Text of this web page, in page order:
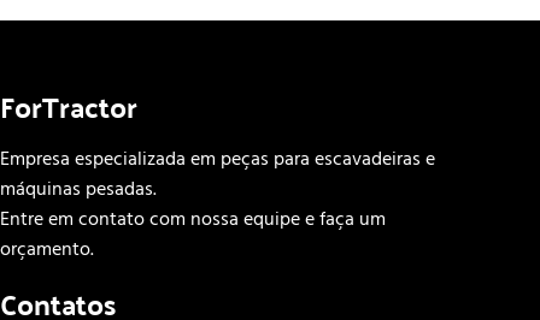
ForTractor
Empresa especializada em peças para escavadeiras e
máquinas pesadas.
Entre em contato com nossa equipe e faça um
orçamento.
Contatos